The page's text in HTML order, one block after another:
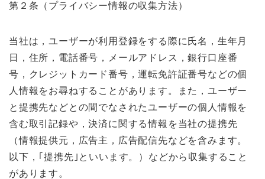
第２条（プライバシー情報の収集方法）
当社は，ユーザーが利用登録をする際に氏名，生年月
日，住所，電話番号，メールアドレス，銀行口座番
号，クレジットカード番号，運転免許証番号などの個
人情報をお尋ねすることがあります。また，ユーザー
と提携先などとの間でなされたユーザーの個人情報を
含む取引記録や，決済に関する情報を当社の提携先
（情報提供元，広告主，広告配信先などを含みます。
以下，｢提携先｣といいます。）などから収集すること
があります。